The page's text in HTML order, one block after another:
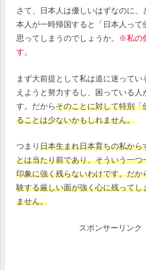
さて、日本人は優しいはずなのに、
本人が一時帰国すると「日本人って
思ってしまうのでしょうか。
※私の
す。
まず大前提として私は道に迷ってい
えようと努力するし、困っている人
す。だからそのことに対して特別「
ることは少ないかもしれません。
つまり 日本生まれ日本育ちの私から
とは当たり前であり、そういう一つ
印象に強く残らないわけです。だか
験する厳しい面が強く心に残ってし
ません。
スポンサーリンク